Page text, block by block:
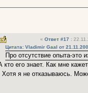
« Ответ #17 :
Цитата: Vladimir Gaal от
Про отсутствие опыта-это
кто его знает. Как мне
Хотя я не отказываюсь.